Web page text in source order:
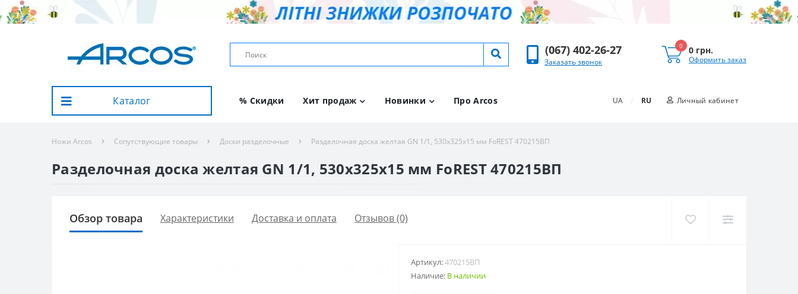
(067) 402-26-27
Заказать звонок
0 0 грн.
Оформить заказ
Каталог % Скидки Хит продаж Новинки Про Arcos UA / RU Личный кабинет
Ножи Arcos Сопутствующие товары Доски разделочные Разделочная доска желтая GN 1/1, 530х325х15 мм FoREST 470215ВП
Разделочная доска желтая GN 1/1, 530х325х15 мм FoREST 470215ВП
Обзор товара Характеристики Доставка и оплата Отзывов (0)
Артикул:470215ВП
Наличие: В наличии